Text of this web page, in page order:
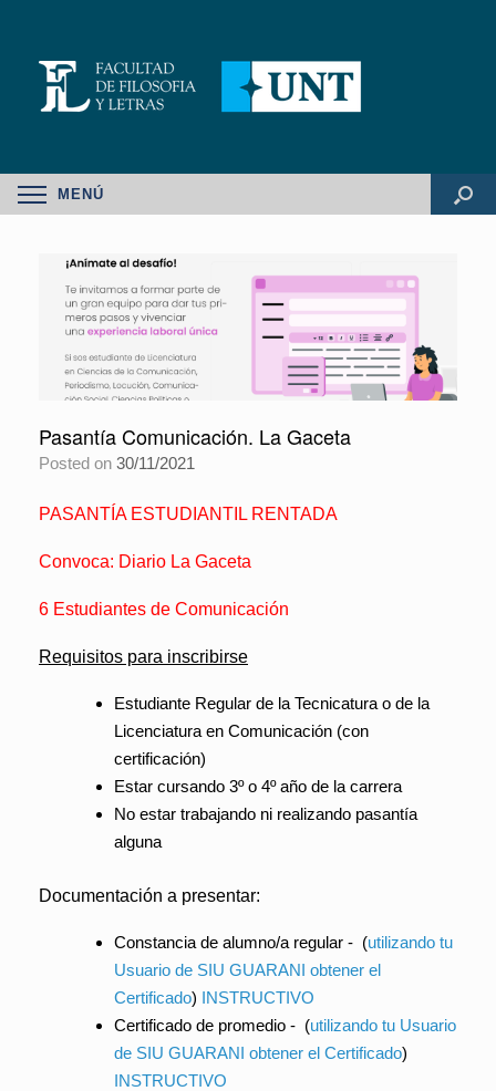
MENÚ
Pasantía Comunicación. La Gaceta
Posted on 30/11/2021
PASANTÍA ESTUDIANTIL RENTADA
Convoca: Diario La Gaceta
6 Estudiantes de Comunicación
Requisitos para inscribirse
Estudiante Regular de la Tecnicatura o de la
Licenciatura en Comunicación (con
certificación)
Estar cursando 3º o 4º año de la carrera
No estar trabajando ni realizando pasantía
alguna
Documentación a presentar:
Constancia de alumno/a regular - (utilizando tu
Usuario de SIU GUARANI obtener el
Certificado) INSTRUCTIVO
Certificado de promedio - (utilizando tu Usuario
de SIU GUARANI obtener el Certificado)
INSTRUCTIVO